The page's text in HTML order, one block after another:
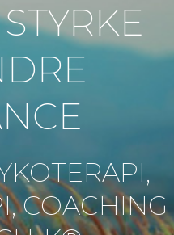
COACHING